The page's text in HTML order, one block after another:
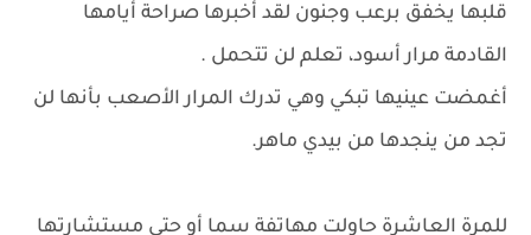
قلبها يخفق برعب وجنون لقد أخبرها صراحة أيامها
القادمة مرار أسود، تعلم لن تتحمل .
أغمضت عينيها تبكي وهي تدرك المرار الأصعب بأنها لن
تجد من ينجدها من بيدي ماهر.
للمرة العاشرة حاولت مهاتفة سما أو حتى مستشارتها